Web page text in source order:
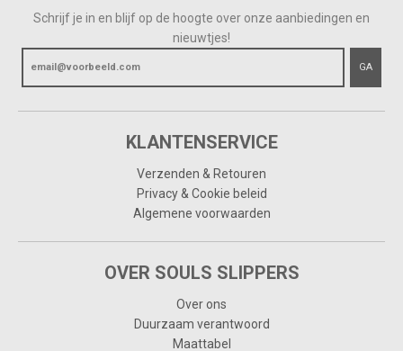
Schrijf je in en blijf op de hoogte over onze aanbiedingen en
nieuwtjes!
GA
KLANTENSERVICE
Verzenden & Retouren
Privacy & Cookie beleid
Algemene voorwaarden
OVER SOULS SLIPPERS
Over ons
Duurzaam verantwoord
Maattabel